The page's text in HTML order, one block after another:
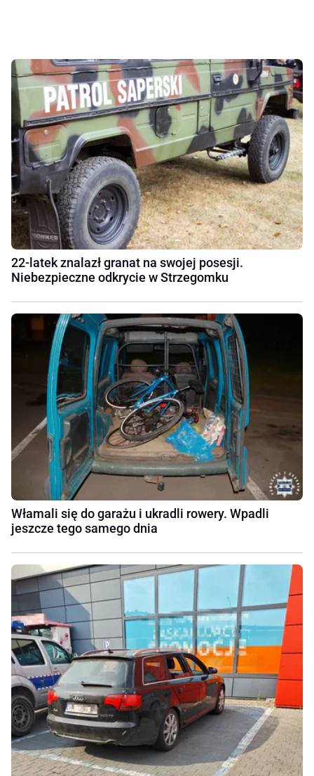
22-latek znalazł granat na swojej posesji.
Niebezpieczne odkrycie w Strzegomku
Włamali się do garażu i ukradli rowery. Wpadli
jeszcze tego samego dnia